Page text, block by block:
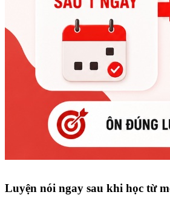
Luyện nói ngay sau khi học từ